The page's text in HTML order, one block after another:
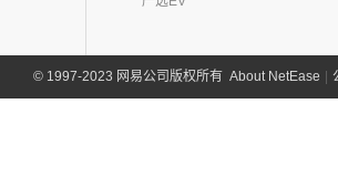
©1997-2023 网易公司版权所有 About NetEase